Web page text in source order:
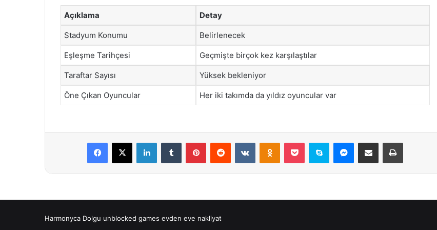
Açıklama Detay
Stadyum Konumu Belirlenecek
Eşleşme Tarihçesi Geçmişte birçok kez karşılaştılar
Taraftar Sayısı Yüksek bekleniyor
Öne Çıkan Oyuncular Her iki takımda da yıldız oyuncular var
Facebook
X LinkedInTumblr PinterestReddit VKontakteOdnoklassniki
Pocket Skype Messenger
E-Posta ile paylaş Yazdır
Harmonyca Dolgu unblocked games evden eve nakliyat